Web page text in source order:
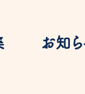
お知